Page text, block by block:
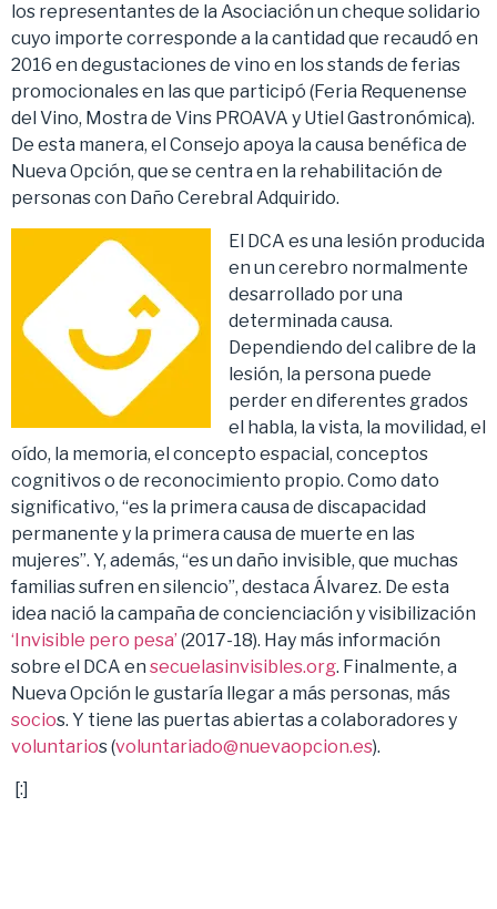
los representantes de la Asociación un cheque solidario
cuyo importe corresponde a la cantidad que recaudó en
2016 en degustaciones de vino en los stands de ferias
promocionales en las que participó (Feria Requenense
del Vino, Mostra de Vins PROAVA y Utiel Gastronómica).
De esta manera, el Consejo apoya la causa benéfica de
Nueva Opción, que se centra en la rehabilitación de
personas con Daño Cerebral Adquirido.
El DCA es una lesión producida
en un cerebro normalmente
desarrollado por una
determinada causa.
Dependiendo del calibre de la
lesión, la persona puede
perder en diferentes grados
el habla, la vista, la movilidad, el
oído, la memoria, el concepto espacial, conceptos
cognitivos o de reconocimiento propio. Como dato
significativo, “es la primera causa de discapacidad
permanente y la primera causa de muerte en las
mujeres”. Y, además, “es un daño invisible, que muchas
familias sufren en silencio”, destaca Álvarez. De esta
idea nació la campaña de concienciación y visibilización
‘Invisible pero pesa’ (2017-18). Hay más información
sobre el DCA en secuelasinvisibles.org. Finalmente, a
Nueva Opción le gustaría llegar a más personas, más
socios. Y tiene las puertas abiertas a colaboradores y
voluntarios (voluntariado@nuevaopcion.es).
[:]